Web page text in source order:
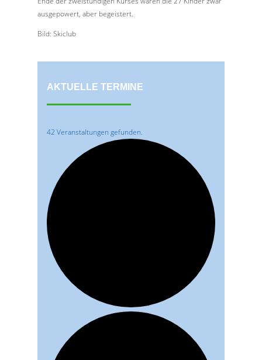
ausgepowert, aber begeistert.
Bild: Skiclub
AKTUELLE TERMINE
42 Veranstaltungen gefunden.